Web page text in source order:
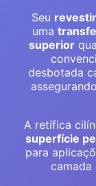
Seu
uma
superior
desbotada
A retífica
superfície
para